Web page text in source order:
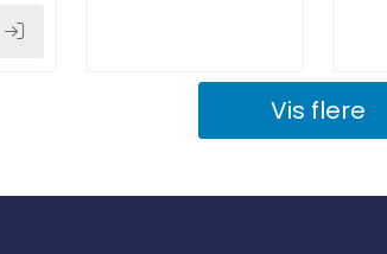
Vis flere